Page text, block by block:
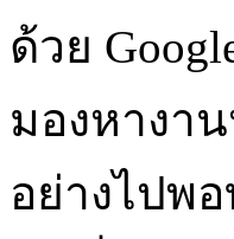
ด้วย
มองหางา
อย่างไปพ